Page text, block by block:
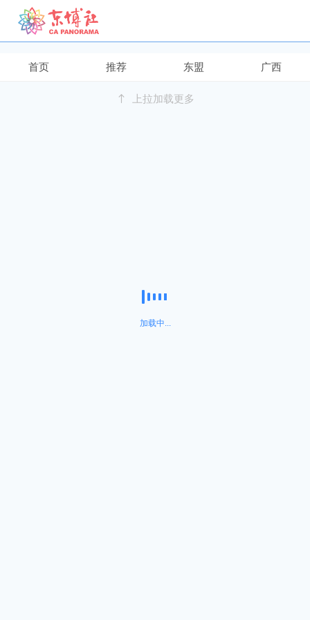
首页 推荐 东盟 广西
继续下拉刷新
加载中...
上拉加载更多